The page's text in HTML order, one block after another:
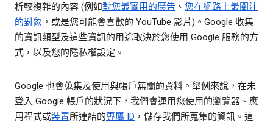
析較複雜的內容 (例如對您最實用的廣告 、 您在網路上最關注
的對象 ，或是您可能會喜歡的 YouTube 影片)。Google 收集
的資訊類型及這些資訊的用途取決於您使用 Google 服務的方
式，以及您的隱私權設定。
Google 也會蒐集及使用與帳戶無關的資料。舉例來說，在未
登入 Google 帳戶的狀況下，我們會運用您使用的瀏覽器、應
用程式或裝置所連結的專屬 ID ，儲存我們所蒐集的資訊。這